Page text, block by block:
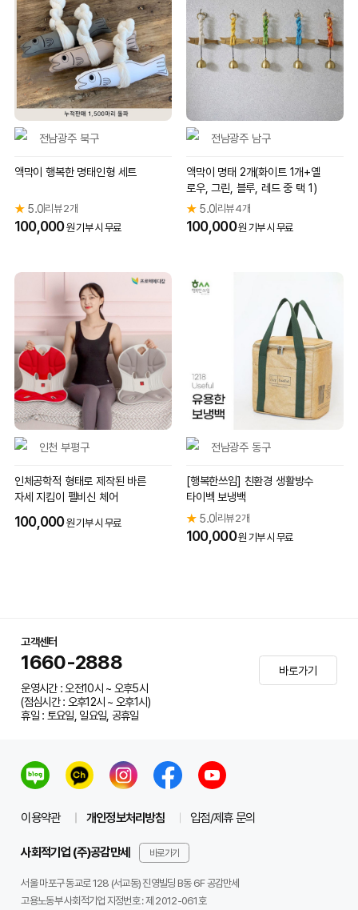
전남광주 북구
액막이 행복한 명태인형 세트
★5.0 리뷰 2개
100,000원 기부 시 무료
전남광주 남구
액막이 명태 2개(화이트 1개+옐
로우, 그린, 블루, 레드 중 택 1)
★ 5.0 리뷰 4개
100,000원 기부 시 무료
인천 부평구
인체공학적 형태로 제작된 바른
자세 지킴이 펠비신 체어
100,000원 기부 시 무료
전남광주 동구
[행복한쓰임] 친환경 생활방수
타이벡 보냉백
★ 5.0 리뷰 2개
100,000원 기부 시 무료
고객센터
1660-2888
운영시간 : 오전10시 ~ 오후5시
(점심시간 : 오후12시 ~ 오후1시)
휴일 : 토요일, 일요일, 공휴일
바로가기
이용약관 개인정보처리방침 입점/제휴 문의
사회적기업 (주)공감만세 바로가기
서울 마포구 동교로 128 (서교동) 진영빌딩 B동 6F 공감만세
고용노동부 사회적기업 지정번호 : 제 2012-061호